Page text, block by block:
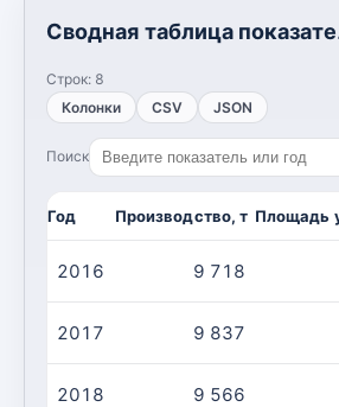
Сводная таблица
Строк: 8
Колонки
CSV JSON
Поиск
Год Производство, т Площадь
2016 9 718
2017 9 837
2018 9 566